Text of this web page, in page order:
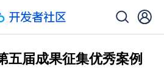
五届成果征集优秀案例